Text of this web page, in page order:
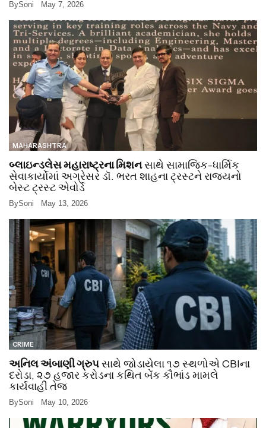
BySoni May 7, 2026
MAHARASHTRA
બ્લાઇન્ડલેસ મહારાષ્ટ્રના મિશનસાથે સામાજિક-ધાર્મિક
સેવાકાર્યોમાં અગ્રેસર ડૉ. ભરત શાહના ટ્રસ્ટને રાજ્યનો
બેસ્ટ ટ્રસ્ટ એવોર્ડ
BySoni May 13, 2026
CRIME
અનિલ અંબાણી ગ્રુપસાથે જોડાયેલા ૧૭ સ્થળોએ CBIના
દરોડા, ૨૭ હજાર કરોડના કથિત બેંક કૌભાંડ મામલે
કાર્યવાહી તેજ
BySoni May 10, 2026